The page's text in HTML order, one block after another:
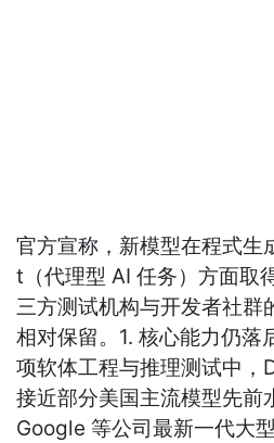
官方宣称，新模型在程式生
t（代理型 AI 任务）方面取
三方测试机构与开发者社群
相对保留。1. 核心能力仍落
项软体工程与推理测试中，
接近部分美国主流模型先前
Google 等公司最新一代大